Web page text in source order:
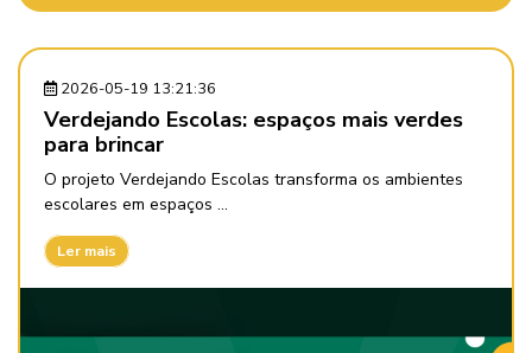
2026-05-19 13:21:36
Verdejando Escolas: espaços mais verdes
para brincar
O projeto Verdejando Escolas transforma os ambientes
escolares em espaços ...
Ler mais